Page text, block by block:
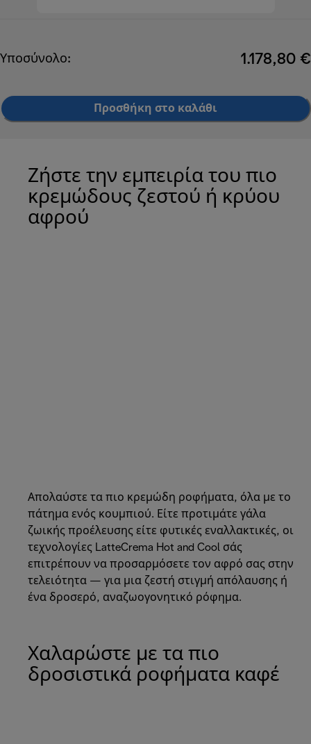
Υποσύνολο: 1.178,80 €
Προσθήκη στο καλάθι
Ζήστε την εμπειρία του πιο
κρεμώδους ζεστού ή κρύου
αφρού
Απολαύστε τα πιο κρεμώδη ροφήματα, όλα με το
πάτημα ενός κουμπιού. Είτε προτιμάτε γάλα
ζωικής προέλευσης είτε φυτικές εναλλακτικές, οι
τεχνολογίες LatteCrema Hot and Cool σάς
επιτρέπουν να προσαρμόσετε τον αφρό σας στην
τελειότητα — για μια ζεστή στιγμή απόλαυσης ή
ένα δροσερό, αναζωογονητικό ρόφημα.
Χαλαρώστε με τα πιο
δροσιστικά ροφήματα καφέ